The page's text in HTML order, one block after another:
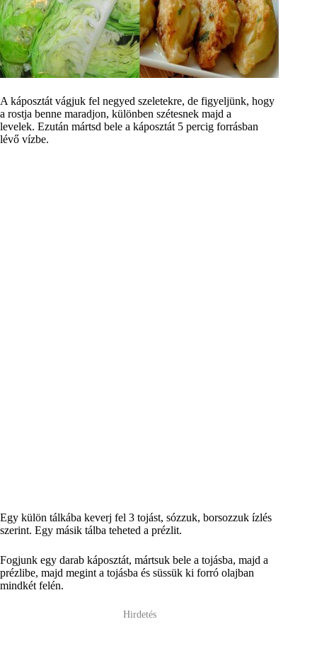
A káposztát vágjuk fel negyed szeletekre, de figyeljünk, hogy
a rostja benne maradjon, különben szétesnek majd a
levelek. Ezután mártsd bele a káposztát 5 percig forrásban
lévő vízbe.
Egy külön tálkába keverj fel 3 tojást, sózzuk, borsozzuk ízlés
szerint. Egy másik tálba teheted a prézlit.
Fogjunk egy darab káposztát, mártsuk bele a tojásba, majd a
prézlibe, majd megint a tojásba és süssük ki forró olajban
mindkét felén.
Hirdetés